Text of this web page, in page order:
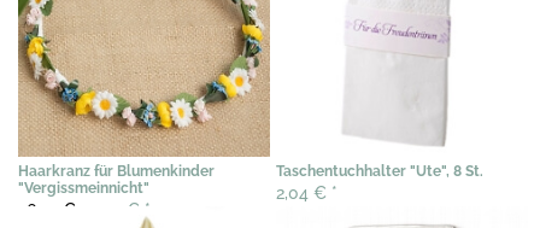
Haarkranz für Blumenkinder
"Vergissmeinnicht"
26,57 € 19,90 € *
Taschentuchhalter "Ute", 8 St.
2,04 € *